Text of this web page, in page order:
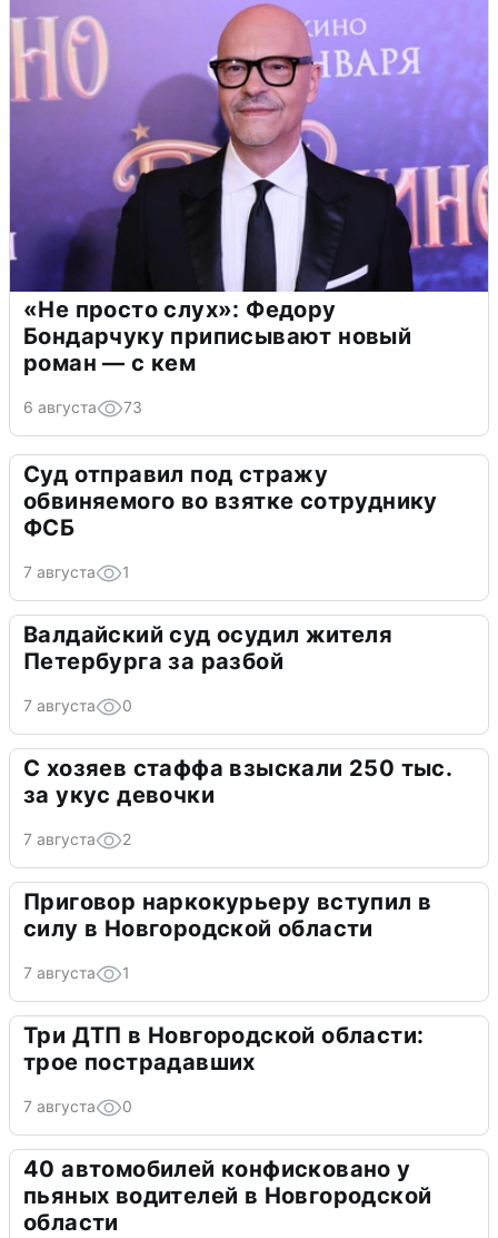
«Не просто слух»: Федору
Бондарчуку приписывают новый
роман — с кем
6 августа 73
Суд отправил под стражу
обвиняемого во взятке сотруднику
ФСБ
7 августа 1
Валдайский суд осудил жителя
Петербурга за разбой
7 августа 0
С хозяев стаффа взыскали 250 тыс.
за укус девочки
7 августа 2
Приговор наркокурьеру вступил в
силу в Новгородской области
7 августа 1
Три ДТП в Новгородской области:
трое пострадавших
7 августа 0
40 автомобилей конфисковано у
пьяных водителей в Новгородской
области